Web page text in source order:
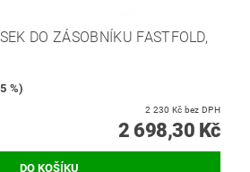
DO ZÁSOBNÍKU FASTFOLD,
%)
2 230 Kč bez DPH
2 698,30 Kč